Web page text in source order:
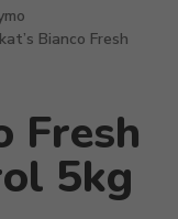
Bianco Fresh
Fresh
5kg